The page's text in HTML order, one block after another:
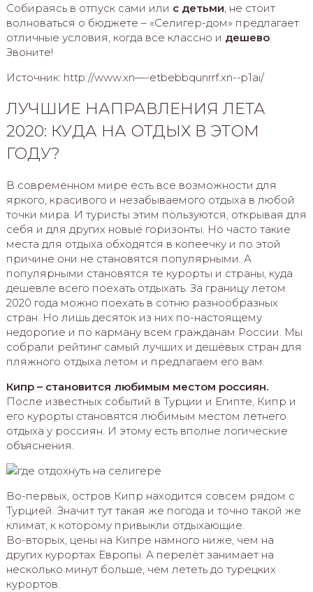
Собираясь в отпуск сами или с детьми , не стоит
волноваться о бюджете – «Селигер-дом» предлагает
отличные условия, когда все классно и дешево.
Звоните!
Источник: http://www.xn—-etbebbqunrrf.xn--p1ai/
ЛУЧШИЕ НАПРАВЛЕНИЯ ЛЕТА
2020: КУДА НА ОТДЫХ В ЭТОМ
ГОДУ?
В современном мире есть все возможности для
яркого, красивого и незабываемого отдыха в любой
точки мира. И туристы этим пользуются, открывая для
себя и для других новые горизонты. Но часто такие
места для отдыха обходятся в копеечку и по этой
причине они не становятся популярными. А
популярными становятся те курорты и страны, куда
дешевле всего поехать отдыхать. За границу летом
2020 года можно поехать в сотню разнообразных
стран. Но лишь десяток из них по-настоящему
недорогие и по карману всем гражданам России. Мы
собрали рейтинг самый лучших и дешёвых стран для
пляжного отдыха летом и предлагаем его вам.
Кипр – становится любимым местом россиян.
После известных событий в Турции и Египте, Кипр и
его курорты становятся любимым местом летнего
отдыха у россиян. И этому есть вполне логические
объяснения.
Во-первых, остров Кипр находится совсем рядом с
Турцией. Значит тут такая же погода и точно такой же
климат, к которому привыкли отдыхающие.
Во-вторых, цены на Кипре намного ниже, чем на
других курортах Европы. А перелёт занимает на
несколько минут больше, чем лететь до турецких
курортов.